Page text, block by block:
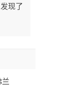
现了
兰